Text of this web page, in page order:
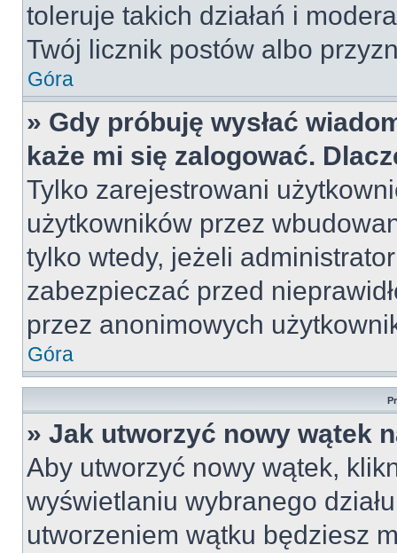
toleruje takich działań i
Twój licznik postów albo
Góra
» Gdy próbuję wysłać
każe mi się zalogować.
Tylko zarejestrowani
użytkowników przez
tylko wtedy, jeżeli
zabezpieczać przed
przez anonimowych
Góra
» Jak utworzyć nowy wątek
Aby utworzyć nowy wątek,
wyświetlaniu wybranego
utworzeniem wątku będziesz